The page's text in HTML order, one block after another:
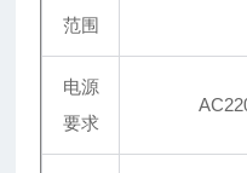
范围
电源
要求